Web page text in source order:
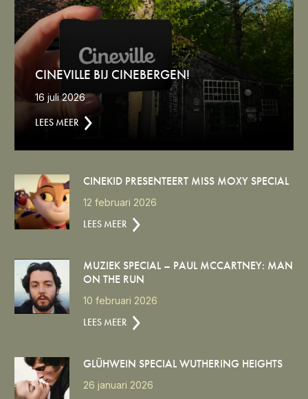
CINEVILLE BIJ CINEBERGEN!
16 juli 2026
LEES MEER
CINEKID PRESENTEERT MISS MOXY SPECIAL
12 februari 2026
LEES MEER
MUZIEK SPECIAL – PAUL MCCARTNEY: MAN
ON THE RUN
10 februari 2026
LEES MEER
GLÜHWEIN SPECIAL WUTHERING HEIGHTS
26 januari 2026